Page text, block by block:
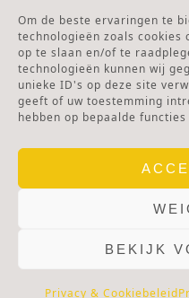
Om de beste ervaringen te
technologieën zoals
op te slaan en/of te
technologieën kunnen wij
unieke ID's op deze site
geeft of uw toestemming
hebben op bepaalde
BEKIJK
Privacy & Cookiebeleid
Ga naar Doneren
ANBI Stichting
RSIN nummer:
© 2025 OLV TER NOOD.
DISCLAIMER.